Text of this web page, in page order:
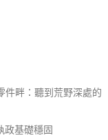
件畔：聽到荒野深處的
政基礎穩固